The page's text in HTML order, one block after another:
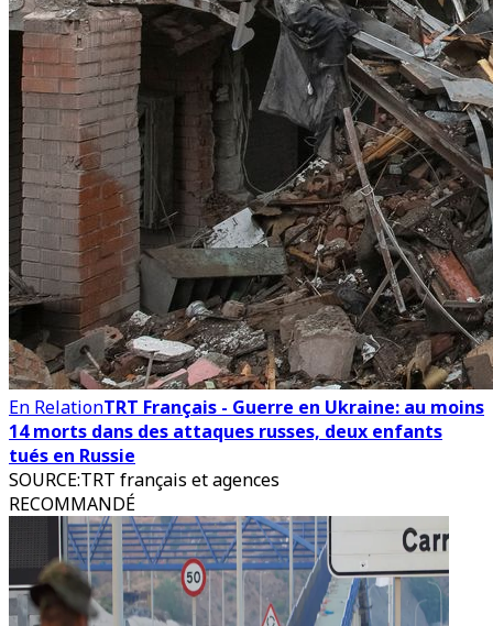
En RelationTRT Français - Guerre en Ukraine: au moins
14 morts dans des attaques russes, deux enfants
tués en Russie
SOURCE:TRT français et agences
RECOMMANDÉ